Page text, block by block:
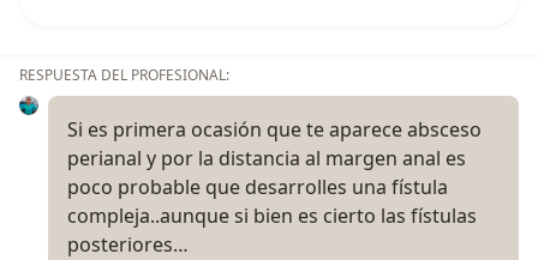
RESPUESTA DEL PROFESIONAL:
Si es primera ocasión que te aparece absceso
perianal y por la distancia al margen anal es
poco probable que desarrolles una fístula
compleja..aunque si bien es cierto las fístulas
posteriores…